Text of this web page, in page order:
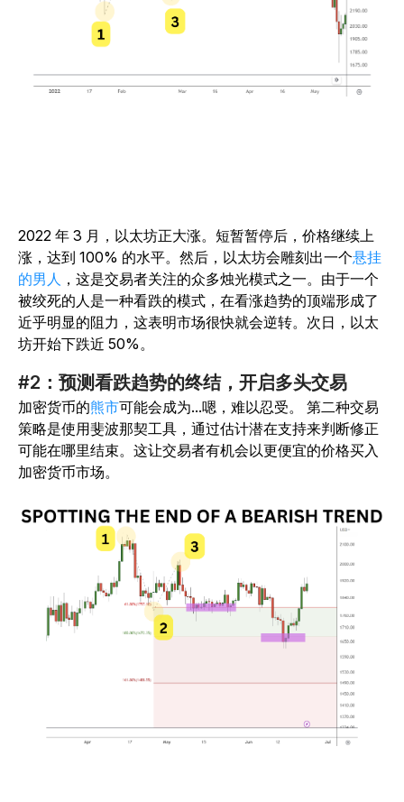
2022 年 3 月，以太坊正大涨。短暂暂停后，价格继续上
涨，达到 100% 的水平。然后，以太坊会雕刻出一个悬挂
的男人 ，这是交易者关注的众多烛光模式之一。由于一个
被绞死的人是一种看跌的模式，在看涨趋势的顶端形成了
近乎明显的阻力，这表明市场很快就会逆转。次日，以太
坊开始下跌近 50%。
#2：预测看跌趋势的终结，开启多头交易
加密货币的熊市可能会成为...嗯，难以忍受。
第二种交易
策略是使用斐波那契工具，通过估计潜在支持来判断修正
可能在哪里结束。这让交易者有机会以更便宜的价格买入
加密货币市场。